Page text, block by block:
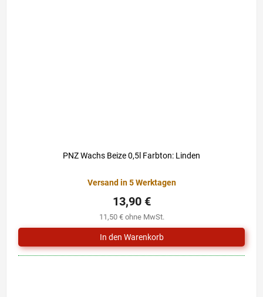
PNZ Wachs Beize 0,5l Farbton: Linden
Versand in 5 Werktagen
11,50 € ohne MwSt.
13,90 €